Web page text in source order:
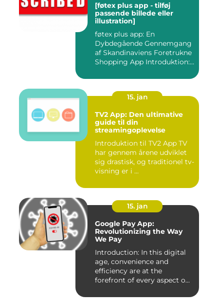
[føtex plus app - tilføj
passende billede eller
illustration]
føtex plus app: En
Dybdegående Gennemgang
af Skandinaviens Foretrukne
Shopping App Introduktion:
15. jan
TV2 App: Den ultimative
guide til din
streamingoplevelse
Introduktion til TV2 App TV
har gennem årene udviklet
sig drastisk, og traditionel tv-
visning er i ...
15. jan
Google Pay App:
Revolutionizing the Way
We Pay
Introduction: In this digital
age, convenience and
efficiency are at the
forefront of every aspect o...